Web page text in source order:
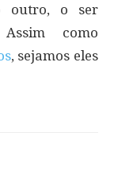
outro, o ser
como
, sejamos eles